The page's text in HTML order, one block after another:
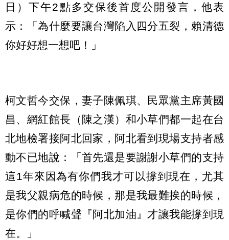
日）下午2點多交保後首度公開發言，他表
示：「為什麼要讓台灣陷入四分五裂，賴清德
你好好想一想吧！」
柯文哲今交保，妻子陳佩琪、民眾黨主席黃國
昌、網紅館長（陳之漢）和小草們都一起在台
北地檢署接阿北回家，阿北看到現場支持者感
動不已地說：「首先還是要謝謝小草們的支持
這1年來因為有你們我才可以撐到現在，尤其
是我父親病危的時候，那是我最難挨的時候，
是你們的呼喊聲『阿北加油』才讓我能撐到現
在。」